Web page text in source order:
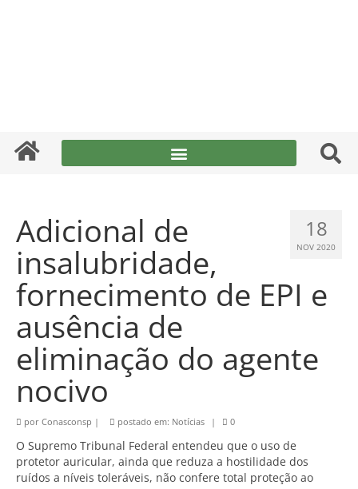
18
NOV 2020
Adicional de
insalubridade,
fornecimento de EPI e
ausência de
eliminação do agente
nocivo
por Conasconsp | postado em: Notícias | 0
O Supremo Tribunal Federal entendeu que o uso de
protetor auricular, ainda que reduza a hostilidade dos
ruídos a níveis toleráveis, não confere total proteção ao